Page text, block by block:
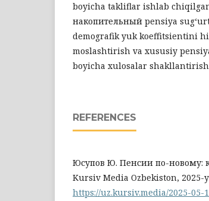
boyicha takliflar ishlab
накопительный pensiya
demografik yuk koeffitsientini
moslashtirish va xususiy
boyicha xulosalar
REFERENCES
Юсупов Ю. Пенсии по-новому: к
Kursiv Media Ozbekiston, 2025-
https://uz.kursiv.media/2025-